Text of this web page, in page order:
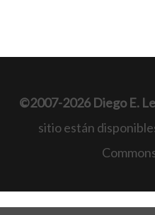
©2007-2026 Diego E.
sitio están